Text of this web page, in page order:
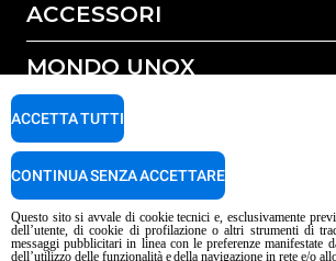
ACCESSORI
Tutti gli accessori
Detergenti per lavaggio automatico
Detergenti per lavaggio manuale
Trattamento acqua con filtro a resine
MONDO UNOX
Le nostre sedi nel mondo
SUPPORTO
Garanzia Unox
Trova Centri Service
Questo sito si avvale di cookie tecnici e, esclusivamente
dell’utente, di cookie di profilazione o altri strumenti di
messaggi pubblicitari in linea con le preferenze manifestate
dell’utilizzo delle funzionalità e della navigazione in rete e/o
ACCETTA TUTTI
CONTINUA SENZA ACCETTARE